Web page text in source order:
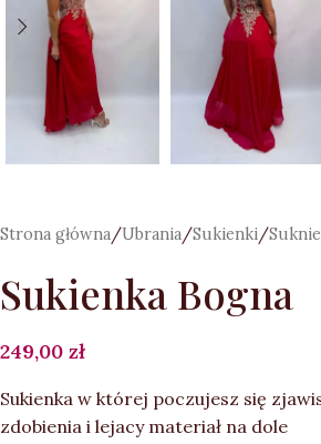
Strona główna/Ubrania/Sukienki/
Sukienka Bogna
249,00 zł
Sukienka w której poczujesz się
zdobienia i lejacy materiał na dole